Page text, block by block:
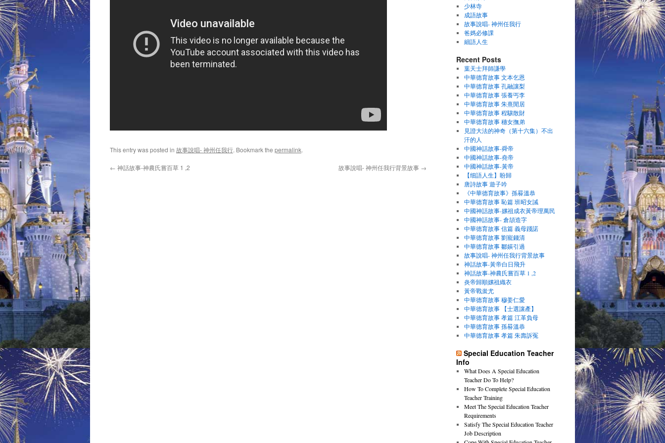
This entry was posted in 故事說唱- 神州任我行. Bookmark the permalink.
← 神話故事-神農氏嘗百草 1 ,2 故事說唱- 神州任我行背景故事 →
少林寺
成語故事
故事說唱- 神州任我行
爸媽必修課
細語人生
Recent Posts
葉天士拜師謙學
中華德育故事 文本乞恩
中華德育故事 孔融讓梨
中華德育故事 張養丐李
中華德育故事 朱熹閒居
中華德育故事 程驤散財
中華德育故事 穗女撫弟
見證大法的神奇（第十六集）不出
汗的人
中國神話故事-舜帝
中國神話故事-堯帝
中國神話故事-黃帝
【细語人生】盼歸
唐詩故事 遊子吟
《中華德育故事》孫晷溫恭
中華德育故事 恥篇 班昭女誡
中國神話故事-嫘祖成衣黃帝理萬民
中國神話故事- 倉頡造字
中華德育故事 信篇 義母踐諾
中華德育故事 劉寵錢清
中華德育故事 鄒媖引過
故事說唱- 神州任我行背景故事
神話故事-黃帝白日飛升
神話故事-神農氏嘗百草 1 ,2
炎帝歸順嫘祖織衣
黃帝戰蚩尤
中華德育故事 穆姜仁愛
中華德育故事 【士選讓產】
中華德育故事 孝篇 江革負母
中華德育故事 孫晷溫恭
中華德育故事 孝篇 朱壽訴冤
Special Education Teacher
Info
What Does A Special Education
Teacher Do To Help?
How To Complete Special Education
Teacher Training
Meet The Special Education Teacher
Requirements
Satisfy The Special Education Teacher
Job Description